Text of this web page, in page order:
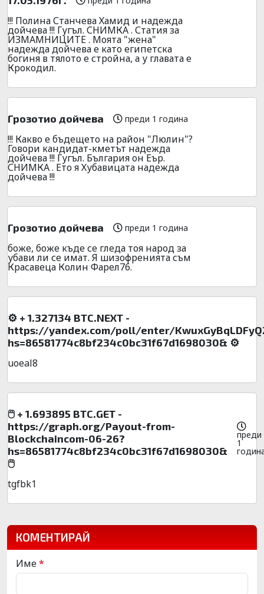
!!! Полина Станчева Хамид и надежда
дойчева !!! Гугъл. СНИМКА . Статия за
ИЗМАМНИЦИТЕ . Моята "жена"
надежда дойчева е като египетска
богиня в тялото е стройна, а у главата е
Крокодил.
Грозотио дойчева преди 1 година
!!! Какво е бъдещето на район "Люлин"?
Говори кандидат-кметът надежда
дойчева !!! Гугъл. България он Еър.
СНИМКА . Ето я Хубавицата надежда
дойчева !!!
Грозотио дойчева преди 1 година
боже, боже къде се гледа тоя народ за
убави ли се имат. Я шизофренията съм
Красавеца Колин Фарел76.
⚙ + 1.327134 BTC.NEXT -
https://yandex.com/poll/enter/
hs=86581774c8bf234c0bc31f67d1698030& ⚙
uoeal8
🖱 + 1.693895 BTC.GET -
https://graph.org/Payout-from-
Blockchaincom-06-26?
hs=86581774c8bf234c0bc31f67d1698030&
🖱
преди
1
tgfbk1
КОМЕНТИРАЙ
Име*